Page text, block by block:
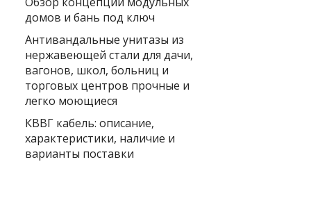
домов и бань под ключ
Антивандальные унитазы из
нержавеющей стали для дачи,
вагонов, школ, больниц и
торговых центров прочные и
легко моющиеся
КВВГ кабель: описание,
характеристики, наличие и
варианты поставки